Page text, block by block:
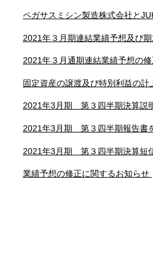
ペガサスミシン製造株式会社と
2021年３月期連結業績予想及び
2021年３月通期連結業績予想の
固定資産の譲渡及び特別利益の計
2021年3月期 第３四半期決算説
2021年3月期 第３四半期報告書
2021年3月期 第３四半期決算短
業績予想の修正に関するお知らせ